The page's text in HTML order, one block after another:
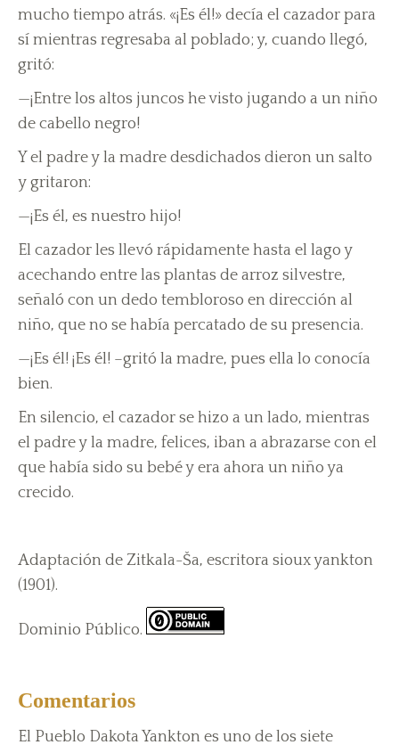
mucho tiempo atrás. «¡Es él!» decía el cazador para
sí mientras regresaba al poblado; y, cuando llegó,
gritó:
—¡Entre los altos juncos he visto jugando a un niño
de cabello negro!
Y el padre y la madre desdichados dieron un salto
y gritaron:
—¡Es él, es nuestro hijo!
El cazador les llevó rápidamente hasta el lago y
acechando entre las plantas de arroz silvestre,
señaló con un dedo tembloroso en dirección al
niño, que no se había percatado de su presencia.
—¡Es él! ¡Es él! –gritó la madre, pues ella lo conocía
bien.
En silencio, el cazador se hizo a un lado, mientras
el padre y la madre, felices, iban a abrazarse con el
que había sido su bebé y era ahora un niño ya
crecido.
Adaptación de Zitkala-Ša, escritora sioux yankton
(1901).
Dominio Público.
Comentarios
El Pueblo Dakota Yankton es uno de los siete